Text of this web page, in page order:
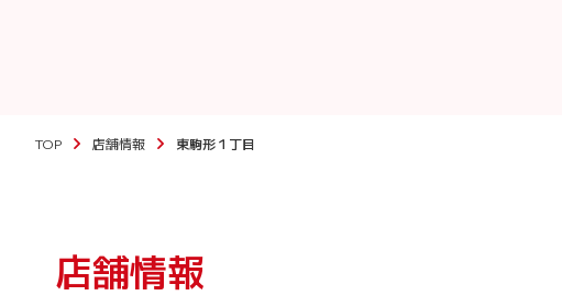
TOP 店舗情報 東駒形１丁目
店舗情報